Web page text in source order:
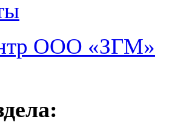
ООО «ЗГМ»